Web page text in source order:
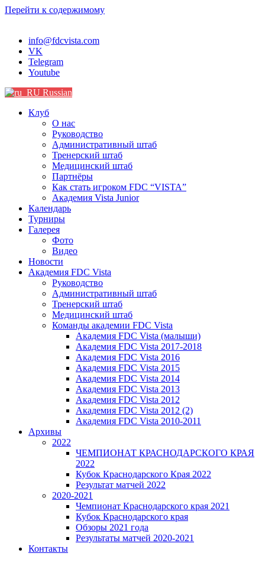
Перейти к содержимому
info@fdcvista.com
VK
Telegram
Youtube
Russian
Клуб
О нас
Руководство
Административный штаб
Тренерский штаб
Медицинский штаб
Партнёры
Как стать игроком FDC “VISTA”
Академия Vista Junior
Календарь
Турниры
Галерея
Фото
Видео
Новости
Академия FDC Vista
Руководство
Административный штаб
Тренерский штаб
Медицинский штаб
Команды академии FDC Vista
Академия FDC Vista (малыши)
Академия FDC Vista 2017-2018
Академия FDC Vista 2016
Академия FDC Vista 2015
Академия FDC Vista 2014
Академия FDC Vista 2013
Академия FDC Vista 2012
Академия FDC Vista 2012 (2)
Академия FDC Vista 2010-2011
Архивы
2022
ЧЕМПИОНАТ КРАСНОДАРСКОГО КРАЯ
2022
Кубок Краснодарского Края 2022
Результат матчей 2022
2020-2021
Чемпионат Краснодарского края 2021
Кубок Краснодарского края
Обзоры 2021 года
Результаты матчей 2020-2021
Контакты